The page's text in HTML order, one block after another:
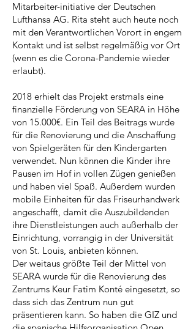
Mitarbeiter-initiative der Deutschen
Lufthansa AG. Rita steht auch heute noch
mit den Verantwortlichen Vorort in engem
Kontakt und ist selbst regelmäßig vor Ort
(wenn es die Corona-Pandemie wieder
erlaubt).
2018 erhielt das Projekt erstmals eine
finanzielle Förderung von SEARA in Höhe
von 15.000€. Ein Teil des Beitrags wurde
für die Renovierung und die Anschaffung
von Spielgeräten für den Kindergarten
verwendet. Nun können die Kinder ihre
Pausen im Hof in vollen Zügen genießen
und haben viel Spaß. Außerdem wurden
mobile Einheiten für das Friseurhandwerk
angeschafft, damit die Auszubildenden
ihre Dienstleistungen auch außerhalb der
Einrichtung, vorrangig in der Universität
von St. Louis, anbieten können.
Der weitaus größte Teil der Mittel von
SEARA wurde für die Renovierung des
Zentrums Keur Fatim Konté eingesetzt, so
dass sich das Zentrum nun gut
präsentieren kann. So haben die GIZ und